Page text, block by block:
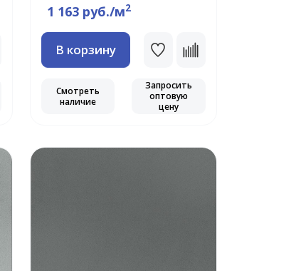
1 163 руб./м2
В корзину
Смотреть
наличие
Запросить
оптовую
цену